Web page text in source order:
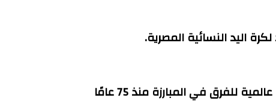
اليد النسائية المصرية.
للفرق في المبارزة منذ 75 عامًا